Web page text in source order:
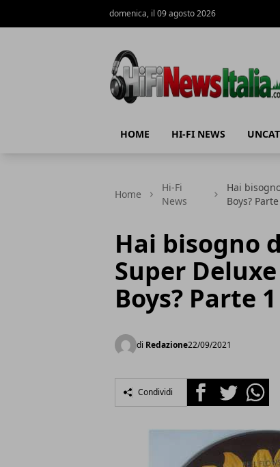
domenica, il 09 agosto 2026
HOME HI-FI NEWS
Home
Hi-Fi
News
Hai
Boys? Parte
Hai bisogno
Super
Boys? Parte 1
di Redazione22/09/2021
Condividi FacebookTwitter